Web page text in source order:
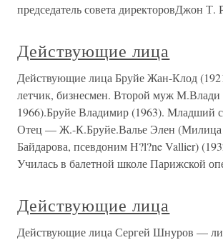
председатель совета директоровДжон Т.
Действующие лица
Действующие лица Бруйе Жан-Клод
летчик, бизнесмен. Второй муж М.Влади
1966).Бруйе Владимир (1963). Младший
Отец — Ж.-К.Бруйе.Валье Элен (Милица
Байдарова, псевдоним H?l?ne Vallier)
Училась в балетной школе Парижской
Действующие лица
Действующие лица Сергей Шнуров —